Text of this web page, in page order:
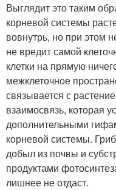
Выглядит это таким
корневой системы
вовнутрь, но при этом
не вредит самой
клетки на прямую
межклеточное
связывается с
взаимосвязь, которая
дополнительными
корневой системы.
добыл из почвы и
продуктами
лишнее не отдаст.